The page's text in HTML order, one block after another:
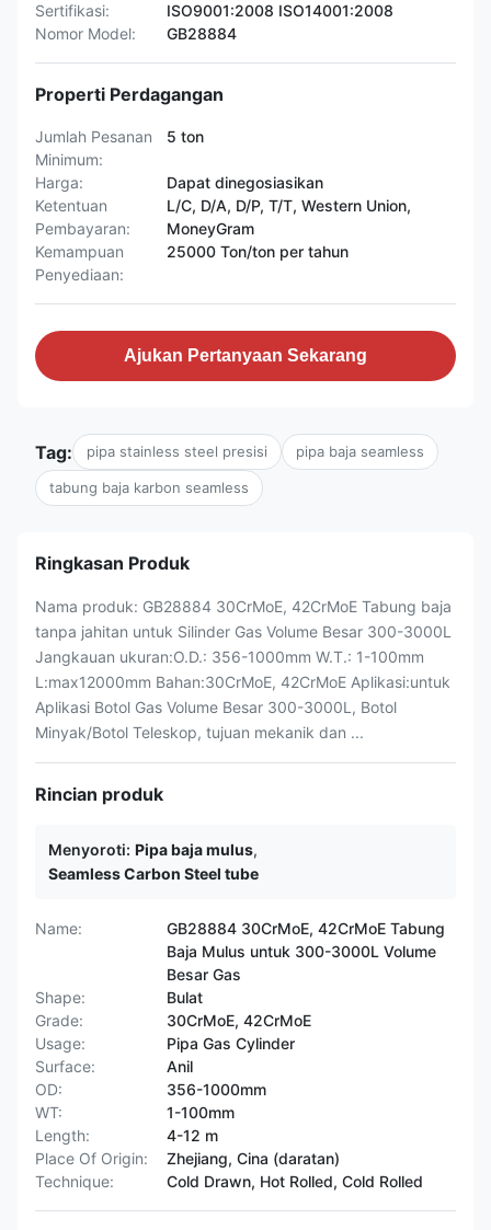
Sertifikasi:
ISO9001:2008 ISO14001:2008
Nomor Model:
GB28884
Properti Perdagangan
Jumlah Pesanan
Minimum:
5 ton
Harga:
Dapat dinegosiasikan
Ketentuan
Pembayaran:
L/C, D/A, D/P, T/T, Western Union,
MoneyGram
Kemampuan
Penyediaan:
25000 Ton/ton per tahun
Ajukan Pertanyaan Sekarang
Tag: pipa stainless steel presisi pipa baja seamless
tabung baja karbon seamless
Ringkasan Produk
Nama produk: GB28884 30CrMoE, 42CrMoE Tabung baja
tanpa jahitan untuk Silinder Gas Volume Besar 300-3000L
Jangkauan ukuran:O.D.: 356-1000mm W.T.: 1-100mm
L:max12000mm Bahan:30CrMoE, 42CrMoE Aplikasi:untuk
Aplikasi Botol Gas Volume Besar 300-3000L, Botol
Minyak/Botol Teleskop, tujuan mekanik dan ...
Rincian produk
Menyoroti: Pipa baja mulus,
Seamless Carbon Steel tube
Name:
GB28884 30CrMoE, 42CrMoE Tabung
Baja Mulus untuk 300-3000L Volume
Besar Gas
Shape:
Bulat
Grade:
30CrMoE, 42CrMoE
Usage:
Pipa Gas Cylinder
Surface:
Anil
OD:
356-1000mm
WT:
1-100mm
Length:
4-12 m
Place Of Origin:
Zhejiang, Cina (daratan)
Technique:
Cold Drawn, Hot Rolled, Cold Rolled